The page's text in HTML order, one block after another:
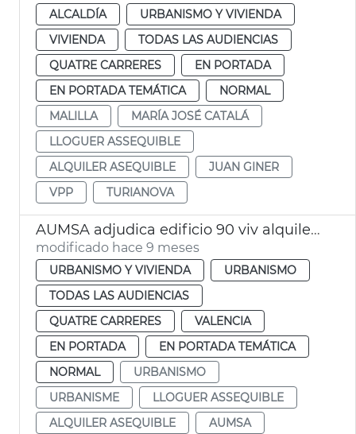
ALCALDÍA
URBANISMO Y VIVIENDA
VIVIENDA
TODAS LAS AUDIENCIAS
QUATRE CARRERES
EN PORTADA
EN PORTADA TEMÁTICA
NORMAL
MALILLA
MARÍA JOSÉ CATALÁ
LLOGUER ASSEQUIBLE
ALQUILER ASEQUIBLE
JUAN GINER
VPP
TURIANOVA
AUMSA adjudica edificio 90 viv alquiler asequible
modificado hace 9 meses
URBANISMO Y VIVIENDA
URBANISMO
TODAS LAS AUDIENCIAS
QUATRE CARRERES
VALENCIA
EN PORTADA
EN PORTADA TEMÁTICA
NORMAL
URBANISMO
URBANISME
LLOGUER ASSEQUIBLE
ALQUILER ASEQUIBLE
AUMSA